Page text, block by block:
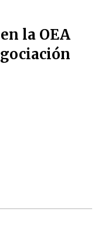
la OEA